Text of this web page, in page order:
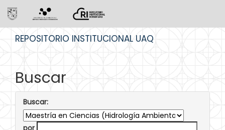
REPOSITORIO INSTITUCIONAL UAQ
Buscar
Buscar:
por